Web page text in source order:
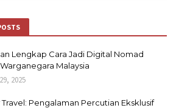
Lengkap Cara Jadi Digital Nomad
Malaysia
2025
Travel: Pengalaman Percutian Eksklusif